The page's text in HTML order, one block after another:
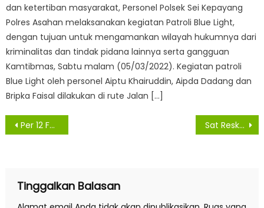
dan ketertiban masyarakat, Personel Polsek Sei Kepayang
Polres Asahan melaksanakan kegiatan Patroli Blue Light,
dengan tujuan untuk mengamankan wilayah hukumnya dari
kriminalitas dan tindak pidana lainnya serta gangguan
Kamtibmas, Sabtu malam (05/03/2022). Kegiatan patroli
Blue Light oleh personel Aiptu Khairuddin, Aipda Dadang dan
Bripka Faisal dilakukan di rute Jalan […]
Navigasi
Per 12 Februari, Bertambah Lagi Dua Warga Asahan Konfirmasi Dan Delapan Suspek Akibat Virus Covid -19 Sat Reskrim Polres Asahan Tahan AS Dan SK Pelaku Persetubuhan Anak Dibawah Umur
Tinggalkan Balasan